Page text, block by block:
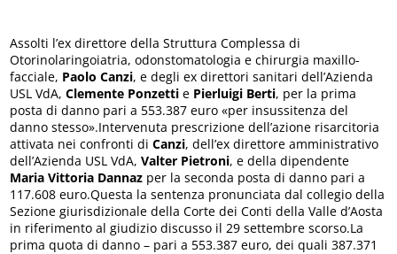
Assolti l’ex direttore della Struttura Complessa di
Otorinolaringoiatria, odonstomatologia e chirurgia maxillo-
facciale, Paolo Canzi, e degli ex direttori sanitari dell’Azienda
USL VdA, Clemente Ponzetti e Pierluigi Berti, per la prima
posta di danno pari a 553.387 euro «per insussitenza del
danno stesso».Intervenuta prescrizione dell’azione risarcitoria
attivata nei confronti diCanzi, dell’ex direttore amministrativo
dell’Azienda USL VdA,Valter Pietroni, e della dipendente
Maria Vittoria Dannaz per la seconda posta di danno pari a
117.608 euro.Questa la sentenza pronunciata dal collegio della
Sezione giurisdizionale della Corte dei Conti della Valle d’Aosta
in riferimento al giudizio discusso il 29 settembre scorso.La
prima quota di danno – pari a 553.387 euro, dei quali 387.371